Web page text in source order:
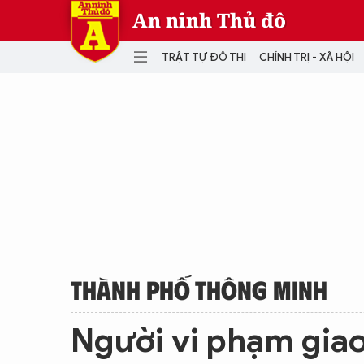
An ninh Thủ đô
TRẬT TỰ ĐÔ THỊ CHÍNH TRỊ - XÃ HỘI
THÀNH PHỐ THÔNG MINH
Người vi phạm